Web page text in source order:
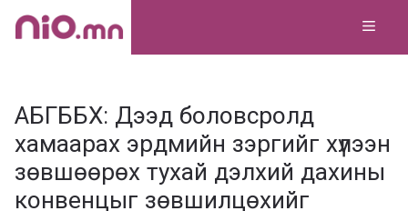
Skip
АБГББХ: Дээд боловсролд
хамаарах эрдмийн зэргийг хүлээн
зөвшөөрөх тухай дэлхий дахины
конвенцыг зөвшилцөхийг